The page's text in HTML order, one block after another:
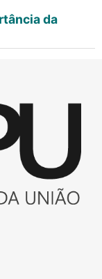
da